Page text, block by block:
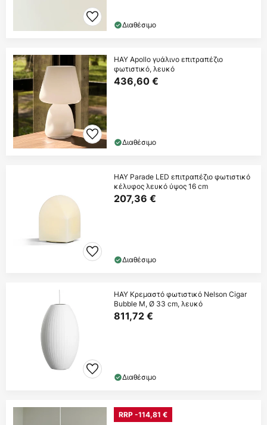
Διαθέσιμο
HAY Apollo γυάλινο επιτραπέζιο
φωτιστικό, λευκό
436,60 €
Διαθέσιμο
HAY Parade LED επιτραπέζιο φωτιστικό
κέλυφος λευκό ύψος 16 cm
207,36 €
Διαθέσιμο
HAY Κρεμαστό φωτιστικό Nelson Cigar
Bubble M, Ø 33 cm, λευκό
811,72 €
Διαθέσιμο
RRP -114,81 €